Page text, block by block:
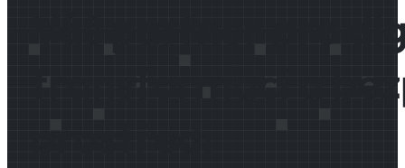
Váš partner pro
transformaci a